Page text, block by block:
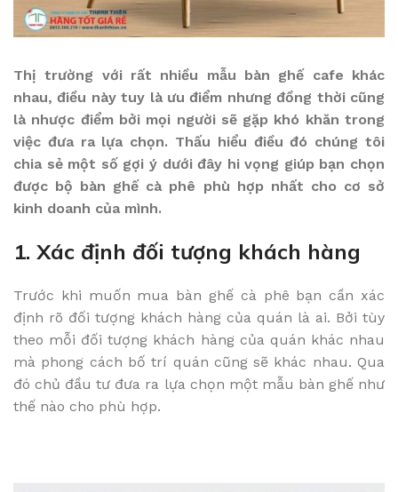
Thị trường với rất nhiều mẫu bàn ghế cafe khác
nhau, điều này tuy là ưu điểm nhưng đồng thời cũng
là nhược điểm bởi mọi người sẽ gặp khó khăn trong
việc đưa ra lựa chọn. Thấu hiểu điều đó chúng tôi
chia sẻ một số gợi ý dưới đây hi vọng giúp bạn chọn
được bộ bàn ghế cà phê phù hợp nhất cho cơ sở
kinh doanh của mình.
1. Xác định đối tượng khách hàng
Trước khi muốn mua bàn ghế cà phê bạn cần xác
định rõ đối tượng khách hàng của quán là ai. Bởi tùy
theo mỗi đối tượng khách hàng của quán khác nhau
mà phong cách bố trí quán cũng sẽ khác nhau. Qua
đó chủ đầu tư đưa ra lựa chọn một mẫu bàn ghế như
thế nào cho phù hợp.